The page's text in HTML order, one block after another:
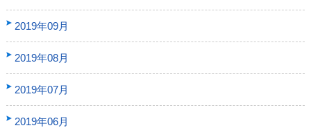
2019年09月
2019年08月
2019年07月
2019年06月